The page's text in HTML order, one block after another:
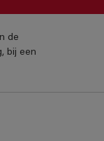
de
bij een